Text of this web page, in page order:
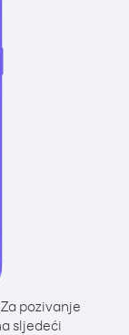
Za pozivanje
sljedeći